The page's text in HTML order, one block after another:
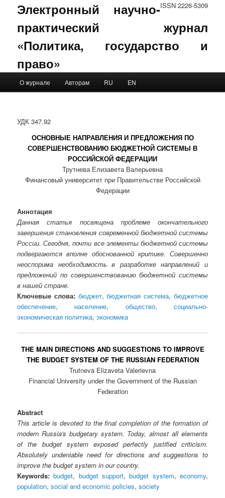
ISSN 2226-5309
Электронный научно-
практический журнал
«Политика, государство и
право»
Skip to primary content
Skip to secondary content
О журнале Авторам RU EN
УДК 347.92
ОСНОВНЫЕ НАПРАВЛЕНИЯ И ПРЕДЛОЖЕНИЯ ПО
СОВЕРШЕНСТВОВАНИЮ БЮДЖЕТНОЙ СИСТЕМЫ В
РОССИЙСКОЙ ФЕДЕРАЦИИ
Трутнева Елизавета Валерьевна
Финансовый университет при Правительстве Российской
Федерации
Аннотация
Данная статья посвящена проблеме окончательного
завершения становления современной бюджетной системы
России. Сегодня, почти все элементы бюджетной системы
подвергаются вполне обоснованной критике. Совершенно
неоспорима необходимость в разработке направлений и
предложений по совершенствованию бюджетной системы
в нашей стране.
Ключевые слова: бюджет,бюджетная система, бюджетное
обеспечение, население, общество, социально-
экономическая политика,экономика
THE MAIN DIRECTIONS AND SUGGESTIONS TO IMPROVE
THE BUDGET SYSTEM OF THE RUSSIAN FEDERATION
Trutneva Elizaveta Valerievna
Financial University under the Government of the Russian
Federation
Abstract
This article is devoted to the final completion of the formation of
modern Russia's budgetary system. Today, almost all elements
of the budget system exposed perfectly justified criticism.
Absolutely undeniable need for directions and suggestions to
improve the budget system in our country.
Keywords: budget, budget support,budget system,economy,
population,social and economic policies,society